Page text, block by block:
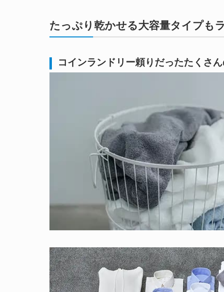
たっぷり乾かせる大容量タイプも
コインランドリー頼りだったたくさん